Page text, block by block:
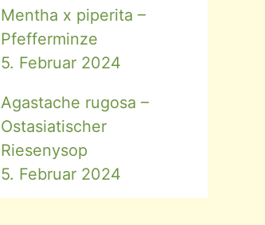
Mentha x piperita –
Pfefferminze
5. Februar 2024
Agastache rugosa –
Ostasiatischer
Riesenysop
5. Februar 2024